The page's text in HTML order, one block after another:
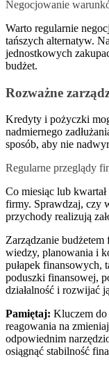
Negocjowanie
Warto regularnie
tańszych alternatyw.
jednostkowych
budżet.
Rozważne
Kredyty i pożyczki
nadmiernego
sposób, aby nie
Regularne przeglądy
Co miesiąc lub
firmy. Sprawdzaj, czy
przychody realizują
Zarządzanie
wiedzy, planowania i
pułapek finansowych,
poduszki finansowej,
działalność i rozwijać
Pamiętaj: Kluczem do
reagowania na
odpowiednim
osiągnąć stabilność